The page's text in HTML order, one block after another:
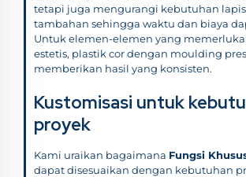
tetapi juga mengurangi kebutuhan
tambahan sehingga waktu dan biaya
Untuk elemen-elemen yang
estetis, plastik cor dengan moulding
memberikan hasil yang konsisten.
Kustomisasi untuk
proyek
Kami uraikan bagaimana Fungsi
dapat disesuaikan dengan kebutuhan